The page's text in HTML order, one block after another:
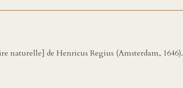
naturelle] de Henricus Regius (Amsterdam, 1646).